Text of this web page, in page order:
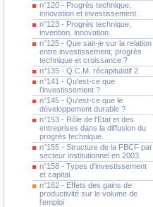
n°120 - Progrès technique,
innovation et investissement.
n°123 - Progrès technique,
invention, innovation.
n°125 - Que sait-je sur la relation
entre investissement, progrès
technique et croissance ?
n°135 - Q.C.M. récapitulatif 2
n°141 - Qu'est-ce que
l'investissement ?
n°145 - Qu'est-ce que le
développement durable ?
n°153 - Rôle de l'Etat et des
entreprises dans la diffusion du
progrès technique.
n°155 - Structure de la FBCF par
secteur institutionnel en 2003.
n°158 - Types d'investissement
et capital.
n°162 - Effets des gains de
productivité sur le volume de
l'emploi